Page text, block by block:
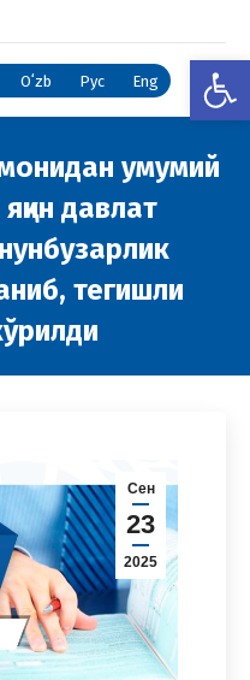
Oʻzb Рус Eng
умумий
давлат
тегишли
Сен
23
2025